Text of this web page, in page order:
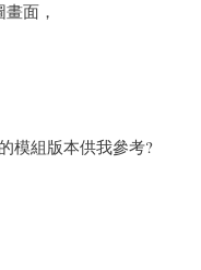
面，
模組版本供我參考?